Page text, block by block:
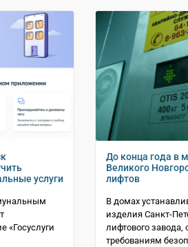
услуги
«Госуслуги
До конца года в
Великого
лифтов
В домах
изделия Санкт-
лифтового
требованиям